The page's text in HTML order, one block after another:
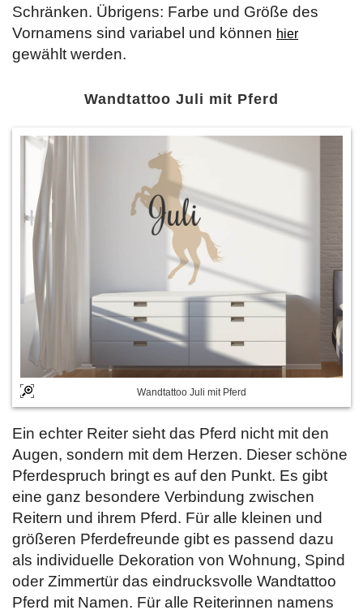
Schränken. Übrigens: Farbe und Größe des
Vornamens sind variabel und können hier
gewählt werden.
Wandtattoo Juli mit Pferd
Wandtattoo Juli mit Pferd
Ein echter Reiter sieht das Pferd nicht mit den
Augen, sondern mit dem Herzen. Dieser schöne
Pferdespruch bringt es auf den Punkt. Es gibt
eine ganz besondere Verbindung zwischen
Reitern und ihrem Pferd. Für alle kleinen und
größeren Pferdefreunde gibt es passend dazu
als individuelle Dekoration von Wohnung, Spind
oder Zimmertür das eindrucksvolle Wandtattoo
Pferd mit Namen. Für alle Reiterinnen namens